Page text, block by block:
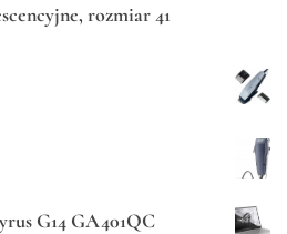
rozmiar 41
G14 GA401QC